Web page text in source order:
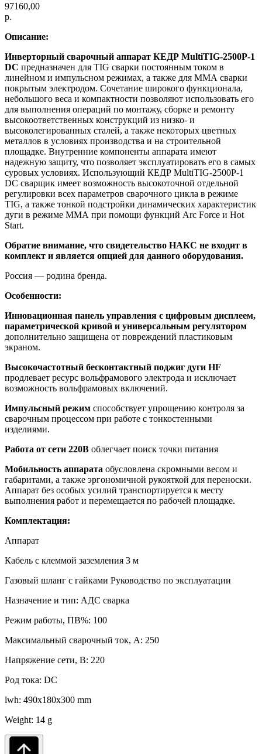
97160,00
р.
Описание:
Инверторный сварочный аппарат КЕДР MultiTIG-2500P-1
DC предназначен для TIG сварки постоянным током в
линейном и импульсном режимах, а также для ММА сварки
покрытым электродом. Сочетание широкого функционала,
небольшого веса и компактности позволяют использовать его
для выполнения операций по монтажу, сборке и ремонту
высокоответственных конструкций из низко- и
высоколегированных сталей, а также некоторых цветных
металлов в условиях производства и на строительной
площадке. Внутренние компоненты аппарата имеют
надежную защиту, что позволяет эксплуатировать его в самых
суровых условиях. Использующий КЕДР MultiTIG-2500P-1
DC сварщик имеет возможность высокоточной отдельной
регулировки всех параметров сварочного цикла в режиме
TIG, а также тонкой подстройки динамических характеристик
дуги в режиме ММА при помощи функций Arc Force и Hot
Start.
Обратие внимание, что свидетельство НАКС не входит в
комплект и является опцией для данного оборудования.
Россия — родина бренда.
Особенности:
Инновационная панель управления с цифровым дисплеем,
параметрической кривой и универсальным регулятором
дополнительно защищена от повреждений пластиковым
экраном.
Высокочастотный бесконтактный поджиг дуги HF
продлевает ресурс вольфрамового электрода и исключает
возможность вольфрамовых включений.
Импульсный режим способствует упрощению контроля за
сварочным процессом при работе с тонкостенными
изделиями.
Работа от сети 220В облегчает поиск точки питания
Мобильность аппарата обусловлена скромными весом и
габаритами, а также эргономичной рукояткой для переноски.
Аппарат без особых усилий транспортируется к месту
выполнения работ и перемещается по рабочей площадке.
Комплектация:
Аппарат
Кабель с клеммой заземления 3 м
Газовый шланг с гайками Руководство по эксплуатации
Назначение и тип: АДС сварка
Режим работы, ПВ%: 100
Максимальный сварочный ток, А: 250
Напряжение сети, В: 220
Род тока: DC
lwh: 490x180x300 mm
Weight: 14 g